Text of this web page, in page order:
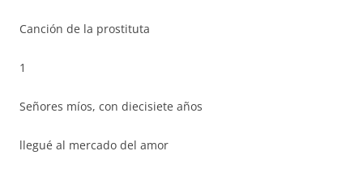
Canción de la prostituta
1
Señores míos, con diecisiete años
llegué al mercado del amor